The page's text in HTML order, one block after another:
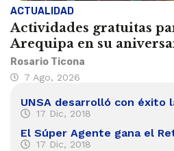
ACTUALIDAD
Actividades gratuitas
Arequipa en su
Rosario Ticona
7 Ago, 2026
UNSA desarrolló con éxito
17 Dic, 2018
El Súper Agente gana el
17 Dic, 2018